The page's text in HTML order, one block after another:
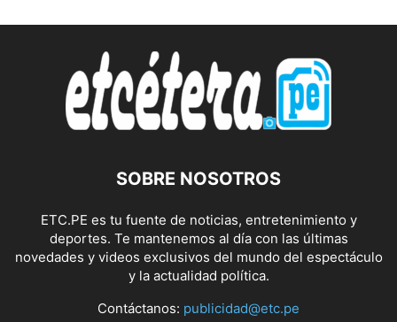
SOBRE NOSOTROS
ETC.PE es tu fuente de noticias, entretenimiento y
deportes. Te mantenemos al día con las últimas
novedades y videos exclusivos del mundo del espectáculo
y la actualidad política.
Contáctanos: publicidad@etc.pe